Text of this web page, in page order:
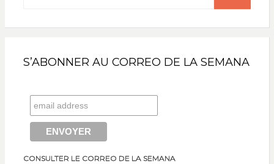
S’ABONNER AU CORREO DE LA SEMANA
CONSULTER LE CORREO DE LA SEMANA